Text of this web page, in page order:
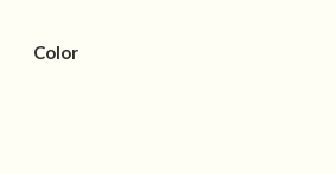
Color